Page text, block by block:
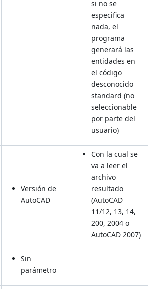
si no se
especifica
nada, el
programa
generará las
entidades en
el código
desconocido
standard (no
seleccionable
por parte del
usuario)
Versión de
AutoCAD
Con la cual se
va a leer el
archivo
resultado
(AutoCAD
11/12, 13, 14,
200, 2004 o
AutoCAD 2007)
Sin
parámetro